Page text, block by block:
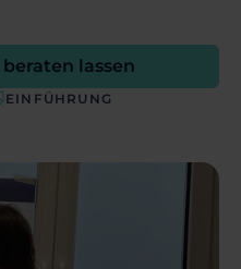
lassen
EINFÜHRUNG